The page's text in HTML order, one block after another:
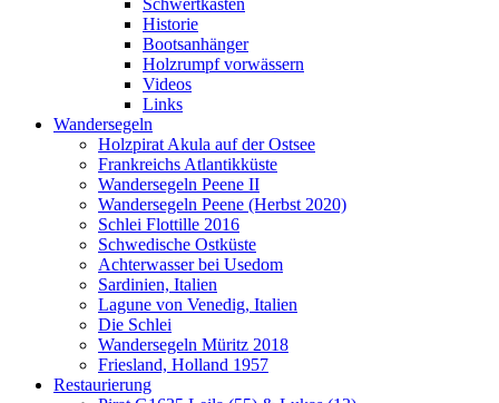
Schwertkasten
Historie
Bootsanhänger
Holzrumpf vorwässern
Videos
Links
Wandersegeln
Holzpirat Akula auf der Ostsee
Frankreichs Atlantikküste
Wandersegeln Peene II
Wandersegeln Peene (Herbst 2020)
Schlei Flottille 2016
Schwedische Ostküste
Achterwasser bei Usedom
Sardinien, Italien
Lagune von Venedig, Italien
Die Schlei
Wandersegeln Müritz 2018
Friesland, Holland 1957
Restaurierung